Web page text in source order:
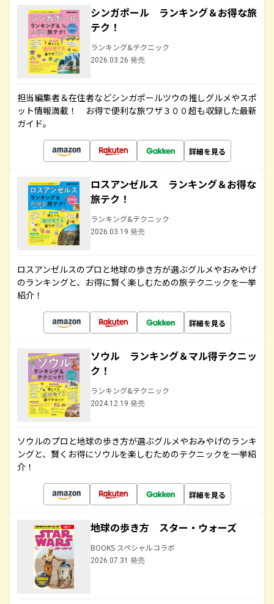
シンガポール ランキング＆お得な旅
テク！
ランキング&テクニック
2026.03.26 発売
担当編集者＆在住者などシンガポールツウの推しグルメやスポ
ット情報満載！ お得で便利な旅ワザ３００超も収録した最新
ガイド。
詳細を見る
ロスアンゼルス ランキング＆お得な
旅テク！
ランキング&テクニック
2026.03.19 発売
ロスアンゼルスのプロと地球の歩き方が選ぶグルメやおみやげ
のランキングと、お得に賢く楽しむための旅テクニックを一挙
紹介！
詳細を見る
ソウル ランキング＆マル得テクニッ
ク！
ランキング&テクニック
2024.12.19 発売
ソウルのプロと地球の歩き方が選ぶグルメやおみやげのランキ
ングと、賢くお得にソウルを楽しむためのテクニックを一挙紹
介！
詳細を見る
地球の歩き方 スター・ウォーズ
BOOKS スペシャルコラボ
2026.07.31 発売